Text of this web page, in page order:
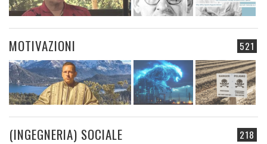
521
MOTIVAZIONI
218
(INGEGNERIA) SOCIALE